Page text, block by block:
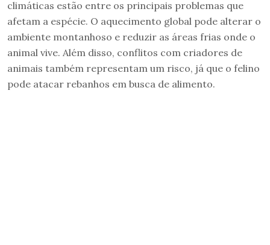
climáticas estão entre os principais problemas que
afetam a espécie. O aquecimento global pode alterar o
ambiente montanhoso e reduzir as áreas frias onde o
animal vive. Além disso, conflitos com criadores de
animais também representam um risco, já que o felino
pode atacar rebanhos em busca de alimento.